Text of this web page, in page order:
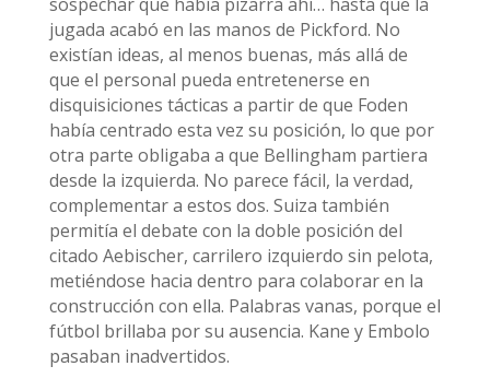
jugada acabó en las manos de Pickford. No
existían ideas, al menos buenas, más allá de
que el personal pueda entretenerse en
disquisiciones tácticas a partir de que Foden
había centrado esta vez su posición, lo que por
otra parte obligaba a que Bellingham partiera
desde la izquierda. No parece fácil, la verdad,
complementar a estos dos. Suiza también
permitía el debate con la doble posición del
citado Aebischer, carrilero izquierdo sin pelota,
metiéndose hacia dentro para colaborar en la
construcción con ella. Palabras vanas, porque el
fútbol brillaba por su ausencia. Kane y Embolo
pasaban inadvertidos.